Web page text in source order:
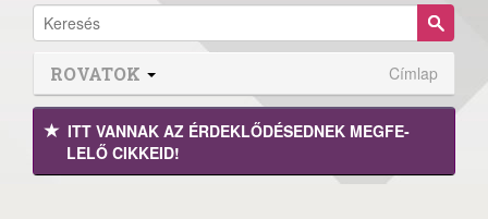
ROVATOK Címlap
ITT VANNAK AZ ÉRDEK­LŐDÉ­SEDNEK MEGFE­
LELŐ CIKKEID!